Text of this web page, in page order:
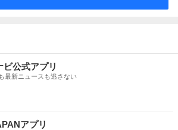
ビ公式アプリ
最新ニュースも逃さない
アプリ